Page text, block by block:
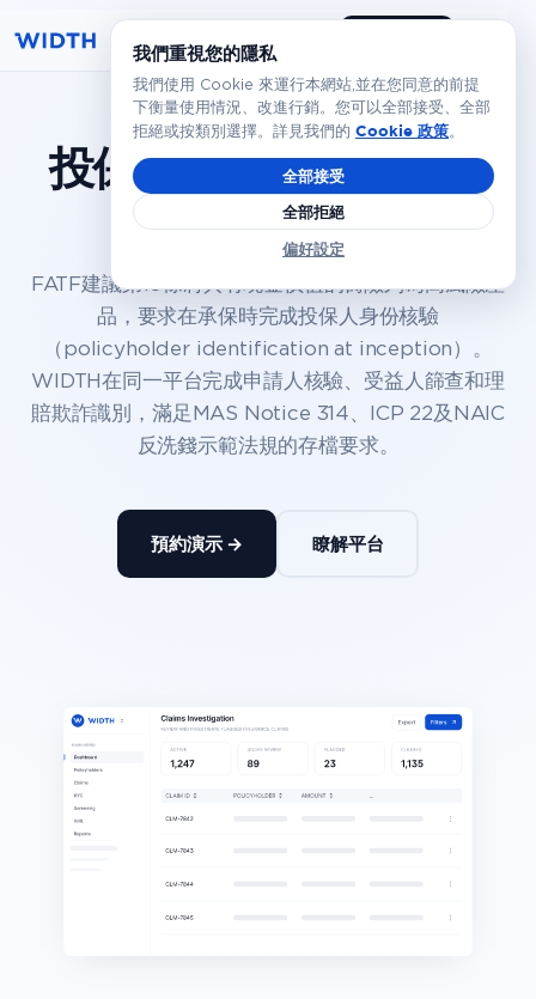
繁體
投保人核驗，免去繁瑣
文書
FATF建議第10條將具有現金價值的壽險列為高風險產
品，要求在承保時完成投保人身份核驗
（policyholder identification at inception）。
WIDTH在同一平台完成申請人核驗、受益人篩查和理
賠欺詐識別，滿足MAS Notice 314、ICP 22及NAIC
反洗錢示範法規的存檔要求。
預約演示 → 瞭解平台
我們重視您的隱私
我們使用 Cookie 來運行本網站,並在您同意的前提
下衡量使用情況、改進行銷。您可以全部接受、全部
拒絕或按類別選擇。詳見我們的 Cookie 政策。
全部接受
全部拒絕
偏好設定